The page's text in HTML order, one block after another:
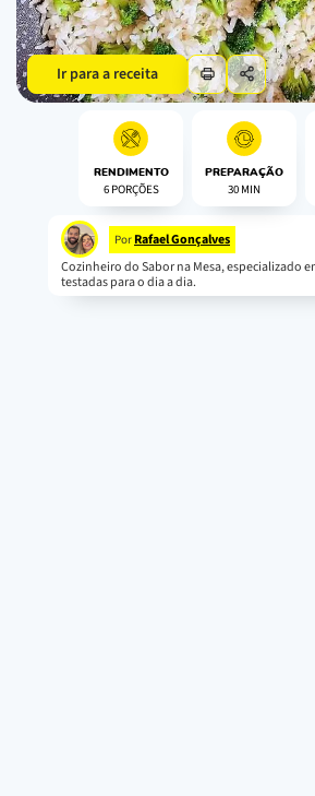
Ir para a receita
RENDIMENTO
6 PORÇÕES
PREPARAÇÃO
30 MIN
Por Rafael Gonçalves
Cozinheiro do Sabor na Mesa, especializado
testadas para o dia a dia.